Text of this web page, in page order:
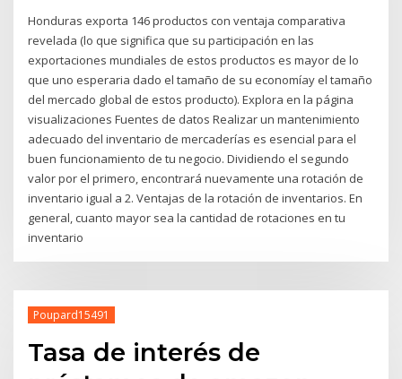
Honduras exporta 146 productos con ventaja comparativa
revelada (lo que significa que su participación en las
exportaciones mundiales de estos productos es mayor de lo
que uno esperaria dado el tamaño de su economíay el tamaño
del mercado global de estos producto). Explora en la página
visualizaciones Fuentes de datos Realizar un mantenimiento
adecuado del inventario de mercaderías es esencial para el
buen funcionamiento de tu negocio. Dividiendo el segundo
valor por el primero, encontrará nuevamente una rotación de
inventario igual a 2. Ventajas de la rotación de inventarios. En
general, cuanto mayor sea la cantidad de rotaciones en tu
inventario
Poupard15491
Tasa de interés de